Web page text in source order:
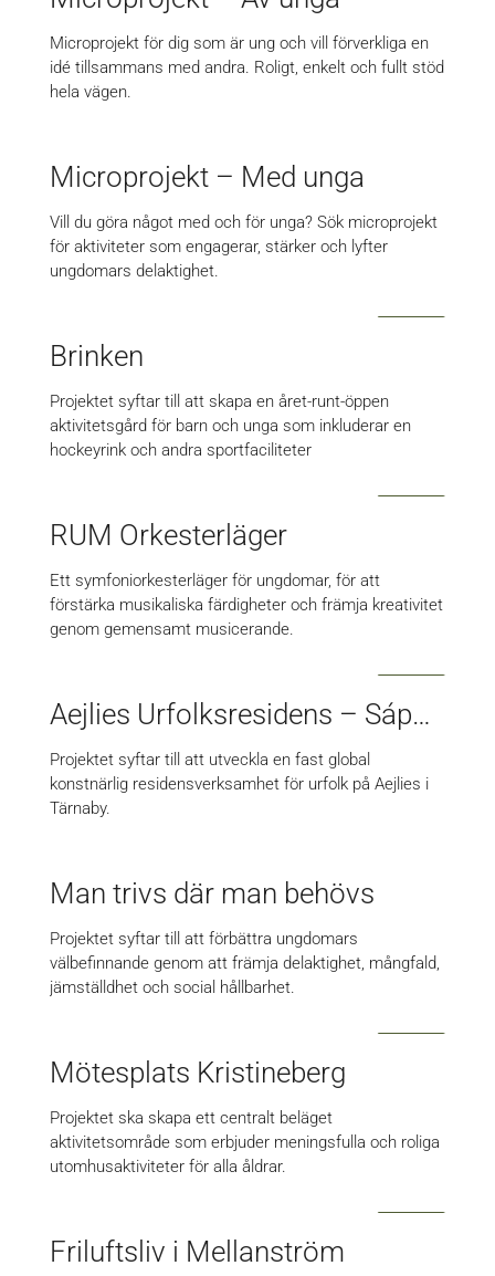
Microprojekt för dig som är ung och vill förverkliga en
idé tillsammans med andra. Roligt, enkelt och fullt stöd
hela vägen.
Microprojekt – Med unga
Vill du göra något med och för unga? Sök microprojekt
för aktiviteter som engagerar, stärker och lyfter
ungdomars delaktighet.
Brinken
Projektet syftar till att skapa en året-runt-öppen
aktivitetsgård för barn och unga som inkluderar en
hockeyrink och andra sportfaciliteter
RUM Orkesterläger
Ett symfoniorkesterläger för ungdomar, för att
förstärka musikaliska färdigheter och främja kreativitet
genom gemensamt musicerande.
Aejlies Urfolksresidens – Sápmi Salasta
Projektet syftar till att utveckla en fast global
konstnärlig residensverksamhet för urfolk på Aejlies i
Tärnaby.
Man trivs där man behövs
Projektet syftar till att förbättra ungdomars
välbefinnande genom att främja delaktighet, mångfald,
jämställdhet och social hållbarhet.
Mötesplats Kristineberg
Projektet ska skapa ett centralt beläget
aktivitetsområde som erbjuder meningsfulla och roliga
utomhusaktiviteter för alla åldrar.
Friluftsliv i Mellanström